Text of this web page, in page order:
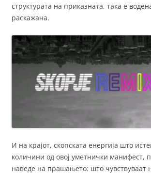
структурата на приказната, така е
раскажана.
И на крајот, скопската енергија што
количини од овој уметнички манифест,
наведе на прашањето: што чувствуваат